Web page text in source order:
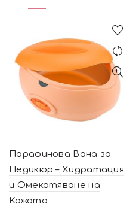
Парафинова Вана за
Педикюр – Хидратация
и Омекотяване на
Кожата